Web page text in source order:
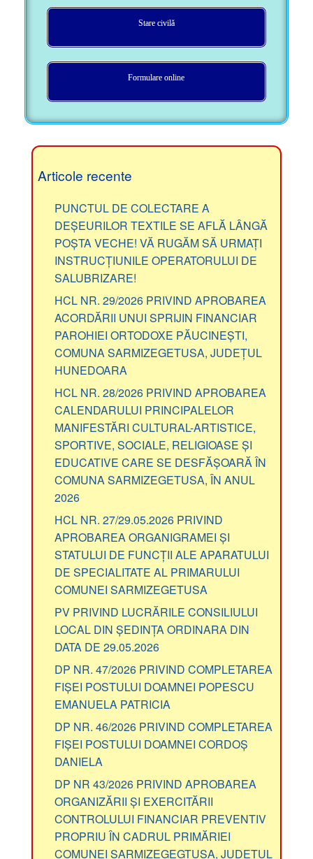
Stare civilă
Formulare online
Articole recente
PUNCTUL DE COLECTARE A
DEȘEURILOR TEXTILE SE AFLĂ LÂNGĂ
POȘTA VECHE! VĂ RUGĂM SĂ URMAȚI
INSTRUCȚIUNILE OPERATORULUI DE
SALUBRIZARE!
HCL NR. 29/2026 PRIVIND APROBAREA
ACORDĂRII UNUI SPRIJIN FINANCIAR
PAROHIEI ORTODOXE PĂUCINEȘTI,
COMUNA SARMIZEGETUSA, JUDEȚUL
HUNEDOARA
HCL NR. 28/2026 PRIVIND APROBAREA
CALENDARULUI PRINCIPALELOR
MANIFESTĂRI CULTURAL-ARTISTICE,
SPORTIVE, SOCIALE, RELIGIOASE ȘI
EDUCATIVE CARE SE DESFĂȘOARĂ ÎN
COMUNA SARMIZEGETUSA, ÎN ANUL
2026
HCL NR. 27/29.05.2026 PRIVIND
APROBAREA ORGANIGRAMEI ȘI
STATULUI DE FUNCȚII ALE APARATULUI
DE SPECIALITATE AL PRIMARULUI
COMUNEI SARMIZEGETUSA
PV PRIVIND LUCRĂRILE CONSILIULUI
LOCAL DIN ȘEDINȚA ORDINARA DIN
DATA DE 29.05.2026
DP NR. 47/2026 PRIVIND COMPLETAREA
FIȘEI POSTULUI DOAMNEI POPESCU
EMANUELA PATRICIA
DP NR. 46/2026 PRIVIND COMPLETAREA
FIȘEI POSTULUI DOAMNEI CORDOȘ
DANIELA
DP NR 43/2026 PRIVIND APROBAREA
ORGANIZĂRII ȘI EXERCITĂRII
CONTROLULUI FINANCIAR PREVENTIV
PROPRIU ÎN CADRUL PRIMĂRIEI
COMUNEI SARMIZEGEGTUSA, JUDEȚUL